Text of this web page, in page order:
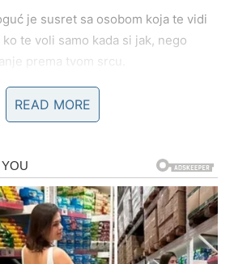
je susret sa osobom koja te vidi
te voli samo kada si jak, nego
prema tvom srcu.
jer konačno dobijaš ono što ti je
bira – bez igara.
mogu dobiti priznanje, ponudu ili
primećuje tvoj trud. Moguća je:
READ MORE